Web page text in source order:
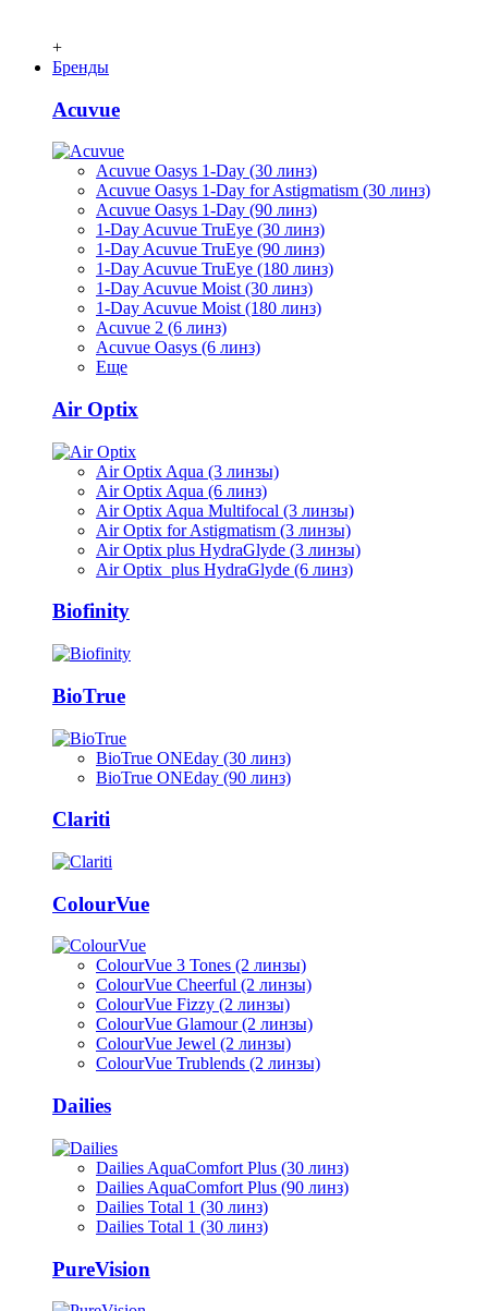
+
Бренды
Acuvue
Acuvue Oasys 1-Day (30 линз)
Acuvue Oasys 1-Day for Astigmatism (30 линз)
Acuvue Oasys 1-Day (90 линз)
1-Day Acuvue TruEye (30 линз)
1-Day Acuvue TruEye (90 линз)
1-Day Acuvue TruEye (180 линз)
1-Day Acuvue Moist (30 линз)
1-Day Acuvue Moist (180 линз)
Acuvue 2 (6 линз)
Acuvue Oasys (6 линз)
Еще
Air Optix
Air Optix Aqua (3 линзы)
Air Optix Aqua (6 линз)
Air Optix Aqua Multifocal (3 линзы)
Air Optix for Astigmatism (3 линзы)
Air Optix plus HydraGlyde (3 линзы)
Air Optix plus HydraGlyde (6 линз)
Biofinity
BioTrue
BioTrue ONEday (30 линз)
BioTrue ONEday (90 линз)
Clariti
ColourVue
ColourVue 3 Tones (2 линзы)
ColourVue Cheerful (2 линзы)
ColourVue Fizzy (2 линзы)
ColourVue Glamour (2 линзы)
ColourVue Jewel (2 линзы)
ColourVue Trublends (2 линзы)
Dailies
Dailies AquaComfort Plus (30 линз)
Dailies AquaComfort Plus (90 линз)
Dailies Total 1 (30 линз)
Dailies Total 1 (30 линз)
PureVision